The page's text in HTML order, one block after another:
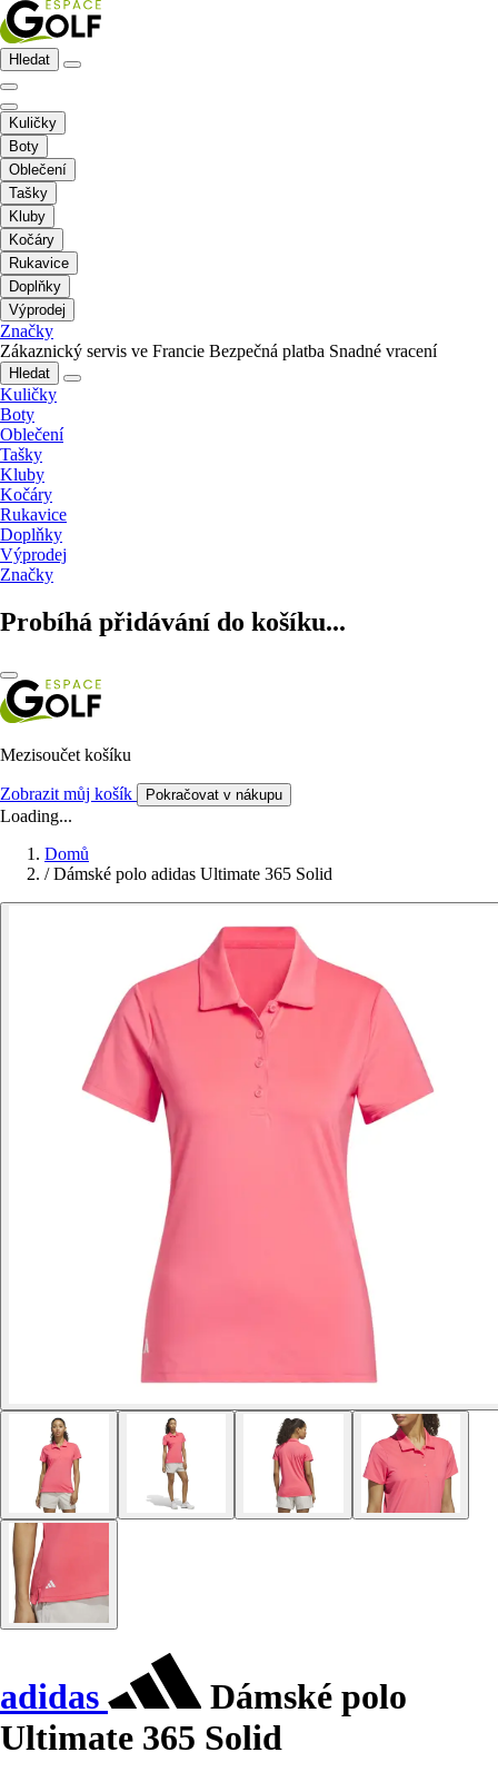
Hledat
Kuličky
Boty
Oblečení
Tašky
Kluby
Kočáry
Rukavice
Doplňky
Výprodej
Značky
Zákaznický servis ve Francie Bezpečná platba Snadné vracení
Hledat
Kuličky
Boty
Oblečení
Tašky
Kluby
Kočáry
Rukavice
Doplňky
Výprodej
Značky
Probíhá přidávání do košíku...
Mezisoučet košíku
Zobrazit můj košík Pokračovat v nákupu
Loading...
Domů
/ Dámské polo adidas Ultimate 365 Solid
adidas
Dámské polo
Ultimate 365 Solid